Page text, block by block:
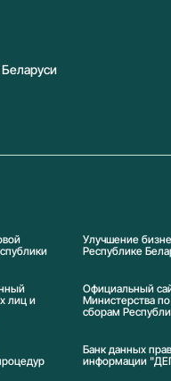
Улучшение
Республике
лиц и
Официальный
Министерства
сборам
Банк данных
информации